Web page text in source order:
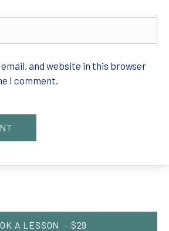
email, and website in this browser
I comment.
A LESSON $29